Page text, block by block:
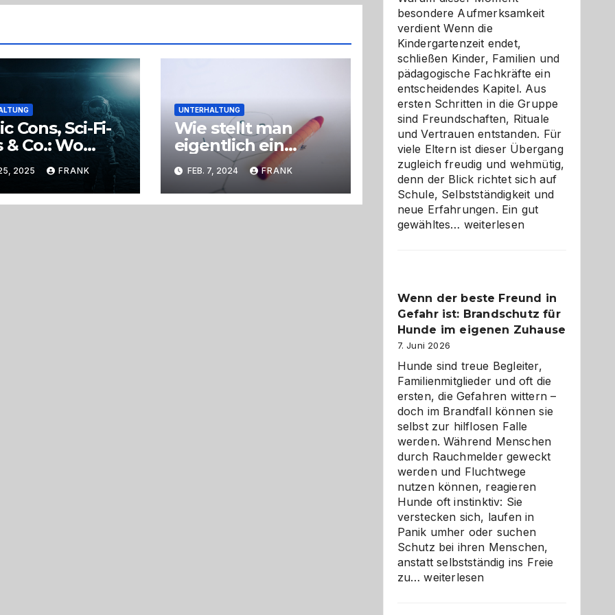
Cons, Sci-Fi-
& Co.: Wo
Realität wird
2025 FRANK
UNTERHALTUNG
Wie stellt man
eigentlich ein
eigenes
Daumenkino her?
FEB. 7, 2024 FRANK
besondere Aufmerksamkeit
verdient Wenn die
Kindergartenzeit endet,
schließen Kinder, Familien und
pädagogische Fachkräfte ein
entscheidendes Kapitel. Aus
ersten Schritten in die Gruppe
sind Freundschaften, Rituale
und Vertrauen entstanden. Für
viele Eltern ist dieser Übergang
zugleich freudig und wehmütig,
denn der Blick richtet sich auf
Schule, Selbstständigkeit und
neue Erfahrungen. Ein gut
gewähltes… Abschied
und
herzlich
gestalten
weiterlesen
Wenn der beste Freund in
Gefahr ist: Brandschutz für
Hunde im eigenen Zuhause
7. Juni 2026
Hunde sind treue Begleiter,
Familienmitglieder und oft die
ersten, die Gefahren wittern –
doch im Brandfall können sie
selbst zur hilflosen Falle
werden. Während Menschen
durch Rauchmelder geweckt
werden und Fluchtwege
nutzen können, reagieren
Hunde oft instinktiv: Sie
verstecken sich, laufen in
Panik umher oder suchen
Schutz bei ihren Menschen,
anstatt selbstständig ins Freie
zu…Wenn
weiterlesen